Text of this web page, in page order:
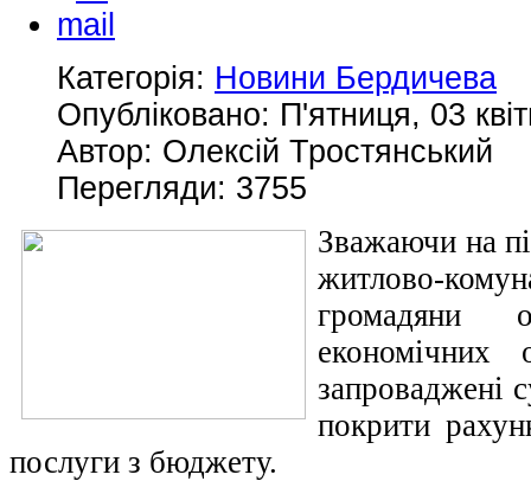
Категорія: Новини Бердичева
Опубліковано: П'ятниця, 03
Автор: Олексій Тростянський
Перегляди: 3755
Зважаючи на
житлово-
громадяни
економічних
запроваджені
покрити
послуги з бюджету.